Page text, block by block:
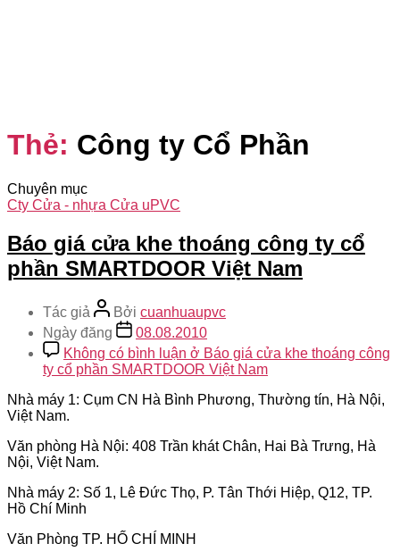
Thẻ: Công ty Cổ Phần
Chuyên mục
Cty Cửa - nhựa Cửa uPVC
Báo giá cửa khe thoáng công ty cổ
phần SMARTDOOR Việt Nam
Tác giả Bởi cuanhuaupvc
Ngày đăng
08.08.2010
Không có bình luận ở Báo giá cửa khe thoáng công
ty cổ phần SMARTDOOR Việt Nam
Nhà máy 1: Cụm CN Hà Bình Phương, Thường tín, Hà Nội,
Việt Nam.
Văn phòng Hà Nội: 408 Trần khát Chân, Hai Bà Trưng, Hà
Nội, Việt Nam.
Nhà máy 2: Số 1, Lê Đức Thọ, P. Tân Thới Hiệp, Q12, TP.
Hồ Chí Minh
Văn Phòng TP. HỐ CHÍ MINH